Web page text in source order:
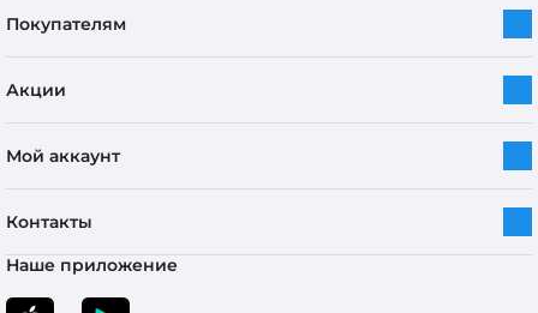
Покупателям
Акции
Мой аккаунт
Контакты
Наше приложение